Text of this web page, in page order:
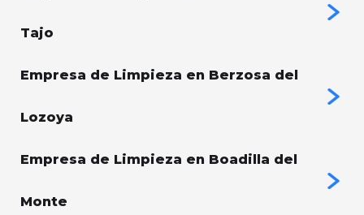
Tajo
Empresa de Limpieza en Berzosa del
Lozoya
Empresa de Limpieza en Boadilla del
Monte